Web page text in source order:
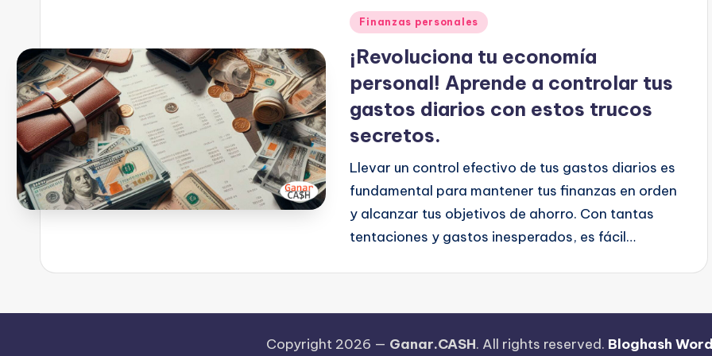
Publicado
Finanzas personales
¡Revoluciona tu economía
personal! Aprende a controlar tus
gastos diarios con estos trucos
secretos.
Llevar un control efectivo de tus gastos diarios es
fundamental para mantener tus finanzas en orden
y alcanzar tus objetivos de ahorro. Con tantas
tentaciones y gastos inesperados, es fácil…
Copyright 2026 — Ganar.CASH. All rights reserved. Bloghash